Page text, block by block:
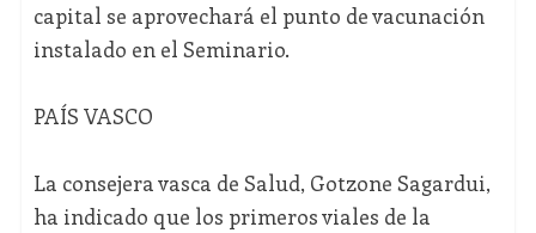
capital se aprovechará el punto de vacunación
instalado en el Seminario.
PAÍS VASCO
La consejera vasca de Salud, Gotzone Sagardui,
ha indicado que los primeros viales de la